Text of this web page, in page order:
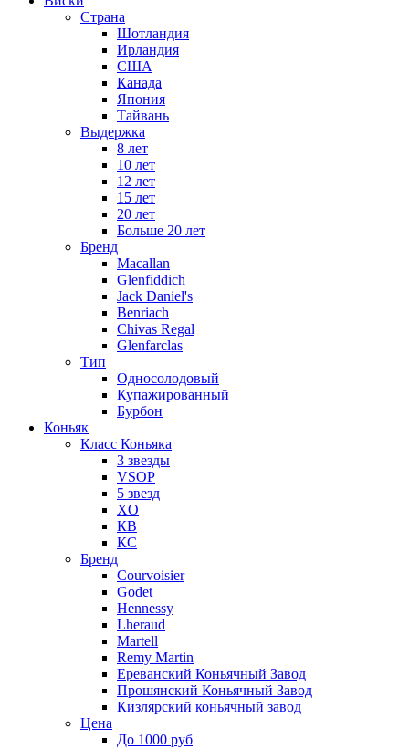
Страна
Шотландия
Ирландия
США
Канада
Япония
Тайвань
Выдержка
8 лет
10 лет
12 лет
15 лет
20 лет
Больше 20 лет
Бренд
Macallan
Glenfiddich
Jack Daniel's
Benriach
Chivas Regal
Glenfarclas
Тип
Односолодовый
Купажированный
Бурбон
Коньяк
Класс Коньяка
3 звезды
VSOP
5 звезд
XO
КВ
КС
Бренд
Courvoisier
Godet
Hennessy
Lheraud
Martell
Remy Martin
Ереванский Коньячный Завод
Прошянский Коньячный Завод
Кизлярский коньячный завод
Цена
До 1000 руб